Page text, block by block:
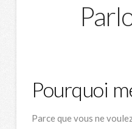
Pourquoi
Parce que vous ne